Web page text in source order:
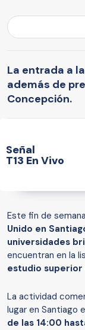
La entrada a
además de
Concepción.
Señal
T13 En Vivo
Este fin de
Unido en
universidades
encuentran en la
estudio superior
La actividad
lugar en Santiago
de las 14:00